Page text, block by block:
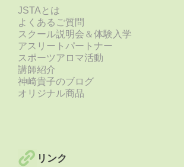
JSTAとは
よくあるご質問
スクール説明会＆体験入学
アスリートパートナー
スポーツアロマ活動
講師紹介
神崎貴子のブログ
オリジナル商品
リンク